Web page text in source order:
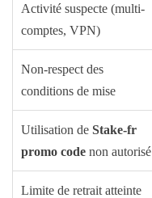
Activité suspecte (multi-
comptes, VPN)
Non-respect des
conditions de mise
Utilisation de Stake-fr
promo code non autorisé
Limite de retrait atteinte